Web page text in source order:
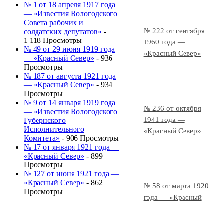
№ 222 от сентября
1960 года —
«Красный Север»
№ 236 от октября
1941 года —
«Красный Север»
№ 58 от марта 1920
года — «Красный
№ 1 от 18 апреля 1917 года
— «Известия Вологодского
Совета рабочих и
солдатских депутатов» -
1 118 Просмотры
№ 49 от 29 июня 1919 года
— «Красный Север» - 936
Просмотры
№ 187 от августа 1921 года
— «Красный Север» - 934
Просмотры
№ 9 от 14 января 1919 года
— «Известия Вологодского
Губернского
Исполнительного
Комитета» - 906 Просмотры
№ 17 от января 1921 года —
«Красный Север» - 899
Просмотры
№ 127 от июня 1921 года —
«Красный Север» - 862
Просмотры